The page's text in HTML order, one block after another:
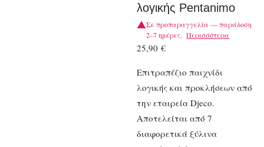
λογικής Pentanimo
Σε προπαραγγελία — παράδοση
2–7 ημέρες. Περισσότερα
25,90€
Επιτραπέζιο παιχνίδι
λογικής και προκλήσεων από
την εταιρεία Djeco.
Αποτελείται από 7
διαφορετικά ξύλινα